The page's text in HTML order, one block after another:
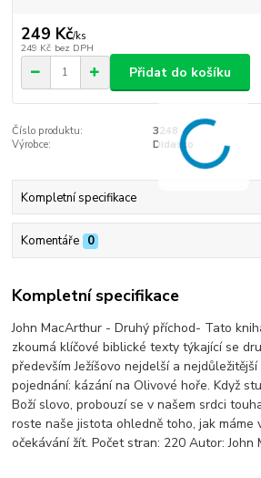
249 Kč/ks
249 Kč bez DPH
Přidat do košíku
Číslo produktu:
3248
Výrobce:
Didasko
Kompletní specifikace
Komentáře 0
Kompletní specifikace
John MacArthur - Druhý příchod- Tato
zkoumá klíčové biblické texty týkající se
především Ježíšovo nejdelší a
pojednání: kázání na Olivové hoře. Když
Boží slovo, probouzí se v našem srdci
roste naše jistota ohledně toho, jak máme
očekávání žít. Počet stran: 220 Autor: John